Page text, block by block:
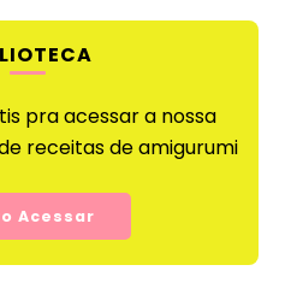
pra acessar a nossa
receitas de amigurumi
Acessar